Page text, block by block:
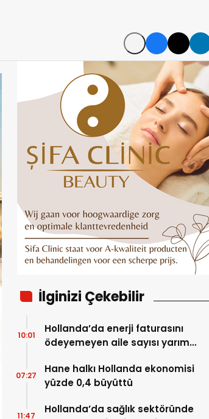
İlginizi Çekebilir
Hollanda’da enerji faturasını
ödeyemeyen aile sayısı yarım
10:01
Hane halkı Hollanda ekonomisi
yüzde 0,4 büyüttü
07:27
Hollanda’da sağlık sektöründe
11:47